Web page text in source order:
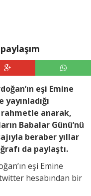
eşi Emine
rahmetle anarak,
Babalar Günü’nü
beraber yıllar
da paylaştı.
eşi Emine
hesabından bir